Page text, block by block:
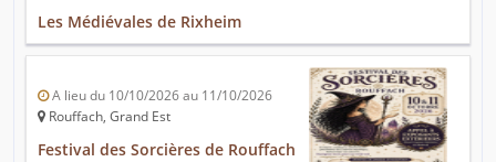
Les Médiévales de Rixheim
A lieu du 10/10/2026 au 11/10/2026
Rouffach, Grand Est
Festival des Sorcières de Rouffach